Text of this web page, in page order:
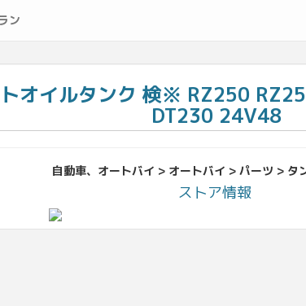
ン
オイルタンク 検※ RZ250
DT230 24V48
自動車、オートバイ > オートバイ > パーツ > タ
ストア情報